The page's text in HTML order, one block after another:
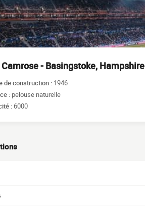
- Basingstoke, Hampshire
de construction : 1946
: pelouse naturelle
:6000